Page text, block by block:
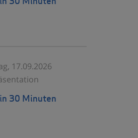
17.09.2026
in 30 Minuten